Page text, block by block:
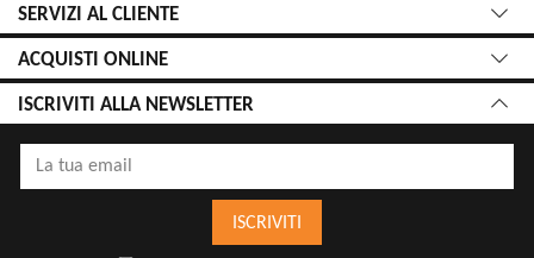
SERVIZI AL CLIENTE
ACQUISTI ONLINE
ISCRIVITI ALLA NEWSLETTER
ISCRIVITI